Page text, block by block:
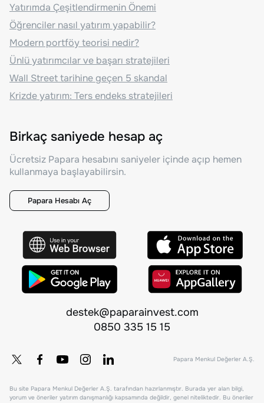
Yatırımda Çeşitlendirmenin Önemi
Öğrenciler nasıl yatırım yapabilir?
Modern portföy teorisi nedir?
Ünlü yatırımcılar ve başarı stratejileri
Wall Street tarihine geçen 5 skandal
Krizde yatırım: Ters endeks stratejileri
Birkaç saniyede hesap aç
Ücretsiz Papara hesabını saniyeler içinde açıp hemen
kullanmaya başlayabilirsin.
Papara Hesabı Aç
destek@paparainvest.com
0850 335 15 15
Papara Menkul Değerler A.Ş.
Bu site Papara Menkul Değerler A.Ş. tarafından hazırlanmıştır. Burada yer alan bilgi,
yorum ve öneriler yatırım danışmanlığı kapsamında değildir, genel niteliktedir. Bu öneriler